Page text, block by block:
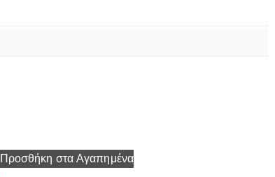
Προσθήκη στα Αγαπημένα